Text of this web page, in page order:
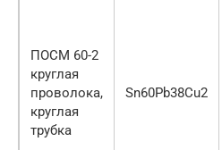
ПОСМ 60-2
круглая
проволока,
круглая
трубка
Sn60Pb38Cu2